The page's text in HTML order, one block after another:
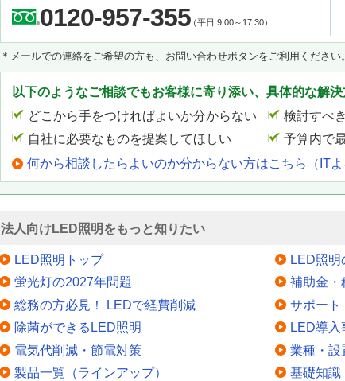
0120-957-355（平日 9:00～17:30）
＊メールでの連絡をご希望の方も、お問い合わせボタンをご利用ください
以下のようなご相談でもお客様に寄り添い、具体的な解
どこから手をつければよいか分からない
検討すべ
自社に必要なものを提案してほしい
予算内で
何から相談したらよいのか分からない方はこちら（IT
法人向けLED照明をもっと知りたい
LED照明トップ
蛍光灯の2027年問題
総務の方必見！ LEDで経費削減
除菌ができるLED照明
電気代削減・節電対策
製品一覧（ラインアップ）
LED照
補助金・
サポート
LED導入
業種・設
基礎知識